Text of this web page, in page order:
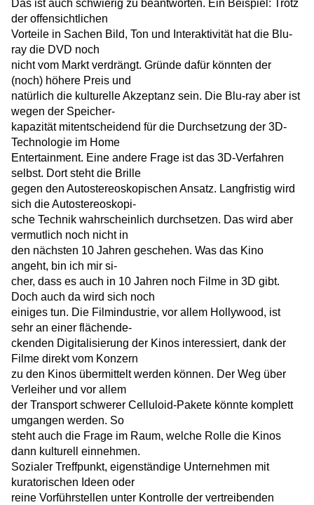
Das ist auch schwierig zu beantworten. Ein Beispiel: Trotz
der offensichtlichen
Vorteile in Sachen Bild, Ton und Interaktivität hat die Blu-
ray die DVD noch
nicht vom Markt verdrängt. Gründe dafür könnten der
(noch) höhere Preis und
natürlich die kulturelle Akzeptanz sein. Die Blu-ray aber ist
wegen der Speicher-
kapazität mitentscheidend für die Durchsetzung der 3D-
Technologie im Home
Entertainment. Eine andere Frage ist das 3D-Verfahren
selbst. Dort steht die Brille
gegen den Autostereoskopischen Ansatz. Langfristig wird
sich die Autostereoskopi-
sche Technik wahrscheinlich durchsetzen. Das wird aber
vermutlich noch nicht in
den nächsten 10 Jahren geschehen. Was das Kino
angeht, bin ich mir si-
cher, dass es auch in 10 Jahren noch Filme in 3D gibt.
Doch auch da wird sich noch
einiges tun. Die Filmindustrie, vor allem Hollywood, ist
sehr an einer flächende-
ckenden Digitalisierung der Kinos interessiert, dank der
Filme direkt vom Konzern
zu den Kinos übermittelt werden können. Der Weg über
Verleiher und vor allem
der Transport schwerer Celluloid-Pakete könnte komplett
umgangen werden. So
steht auch die Frage im Raum, welche Rolle die Kinos
dann kulturell einnehmen.
Sozialer Treffpunkt, eigenständige Unternehmen mit
kuratorischen Ideen oder
reine Vorführstellen unter Kontrolle der vertreibenden